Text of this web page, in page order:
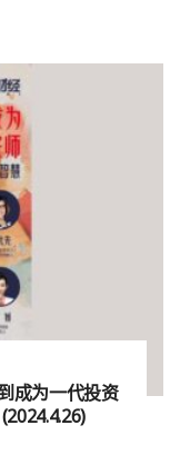
成为一代投资